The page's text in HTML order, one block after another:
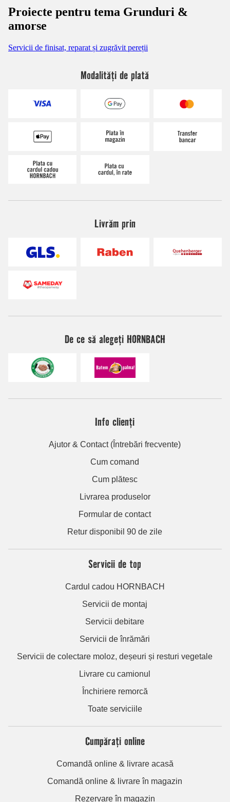
Proiecte pentru tema Grunduri &
amorse
Servicii de finisat, reparat și zugrăvit pereții
Modalități de plată
Livrăm prin
De ce să alegeți HORNBACH
Info clienți
Ajutor & Contact (Întrebări frecvente)
Cum comand
Cum plătesc
Livrarea produselor
Formular de contact
Retur disponibil 90 de zile
Servicii de top
Cardul cadou HORNBACH
Servicii de montaj
Servicii debitare
Servicii de înrămări
Servicii de colectare moloz, deșeuri și resturi vegetale
Livrare cu camionul
Închiriere remorcă
Toate serviciile
Cumpărați online
Comandă online & livrare acasă
Comandă online & livrare în magazin
Rezervare în magazin